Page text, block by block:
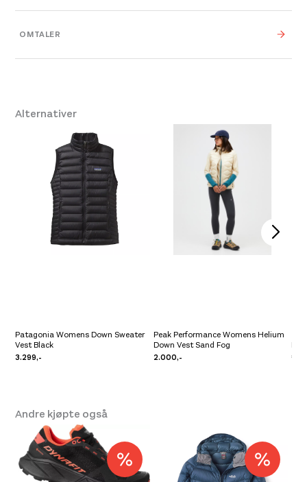
0,000 × 0,000 × 0,000
10,12,8,8,One Size,
Platou Bergen
OMTALER
Alternativer
Patagonia Womens Down Sweater
Vest Black
3.299,-
Peak Performance Womens Helium
Down Vest Sand Fog
2.000,-
Andre kjøpte også